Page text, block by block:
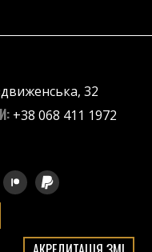
32
+38 068 411 1972